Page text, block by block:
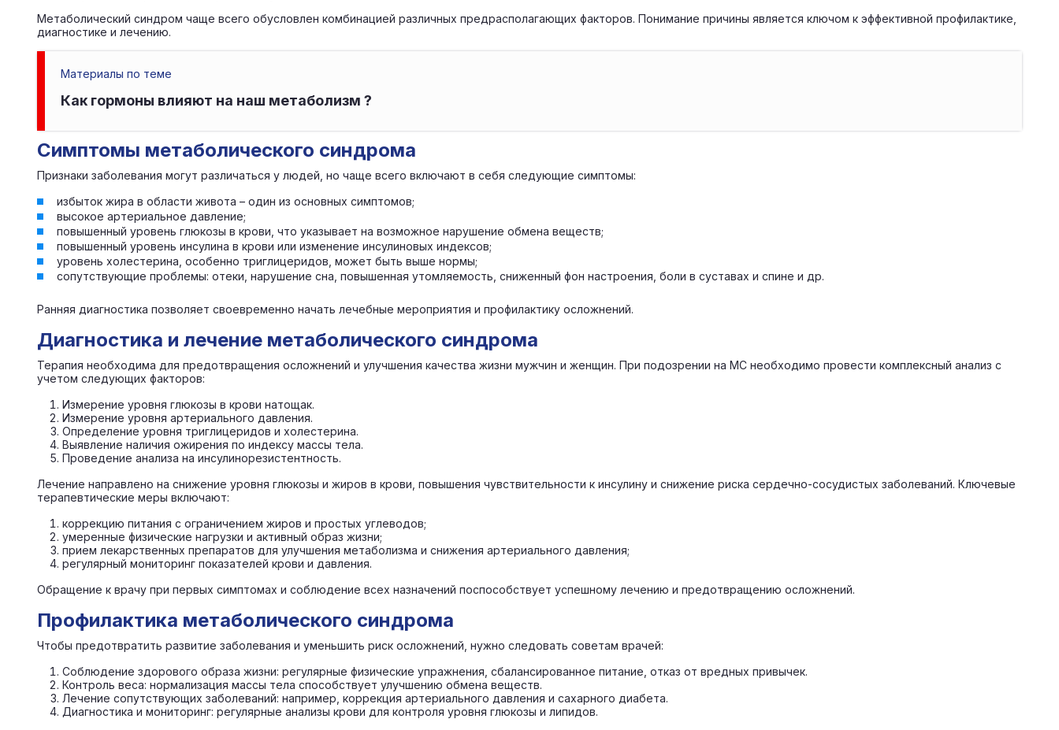
Метаболический синдром чаще всего обусловлен комбинацией различных предрасполагающих факторов. Понимание причины является ключом к эффективной профилактике,
диагностике и лечению.
Материалы по теме
Как гормоны влияют на наш метаболизм ?
Симптомы метаболического синдрома
Признаки заболевания могут различаться у людей, но чаще всего включают в себя следующие симптомы:
избыток жира в области живота – один из основных симптомов;
высокое артериальное давление;
повышенный уровень глюкозы в крови, что указывает на возможное нарушение обмена веществ;
повышенный уровень инсулина в крови или изменение инсулиновых индексов;
уровень холестерина, особенно триглицеридов, может быть выше нормы;
сопутствующие проблемы: отеки, нарушение сна, повышенная утомляемость, сниженный фон настроения, боли в суставах и спине и др.
Ранняя диагностика позволяет своевременно начать лечебные мероприятия и профилактику осложнений.
Диагностика и лечение метаболического синдрома
Терапия необходима для предотвращения осложнений и улучшения качества жизни мужчин и женщин. При подозрении на МС необходимо провести комплексный анализ с
учетом следующих факторов:
Измерение уровня глюкозы в крови натощак.
Измерение уровня артериального давления.
Определение уровня триглицеридов и холестерина.
Выявление наличия ожирения по индексу массы тела.
Проведение анализа на инсулинорезистентность.
Лечение направлено на снижение уровня глюкозы и жиров в крови, повышения чувствительности к инсулину и снижение риска сердечно-сосудистых заболеваний. Ключевые
терапевтические меры включают:
коррекцию питания с ограничением жиров и простых углеводов;
умеренные физические нагрузки и активный образ жизни;
прием лекарственных препаратов для улучшения метаболизма и снижения артериального давления;
регулярный мониторинг показателей крови и давления.
Обращение к врачу при первых симптомах и соблюдение всех назначений поспособствует успешному лечению и предотвращению осложнений.
Профилактика метаболического синдрома
Чтобы предотвратить развитие заболевания и уменьшить риск осложнений, нужно следовать советам врачей:
Соблюдение здорового образа жизни: регулярные физические упражнения, сбалансированное питание, отказ от вредных привычек.
Контроль веса: нормализация массы тела способствует улучшению обмена веществ.
Лечение сопутствующих заболеваний: например, коррекция артериального давления и сахарного диабета.
Диагностика и мониторинг: регулярные анализы крови для контроля уровня глюкозы и липидов.